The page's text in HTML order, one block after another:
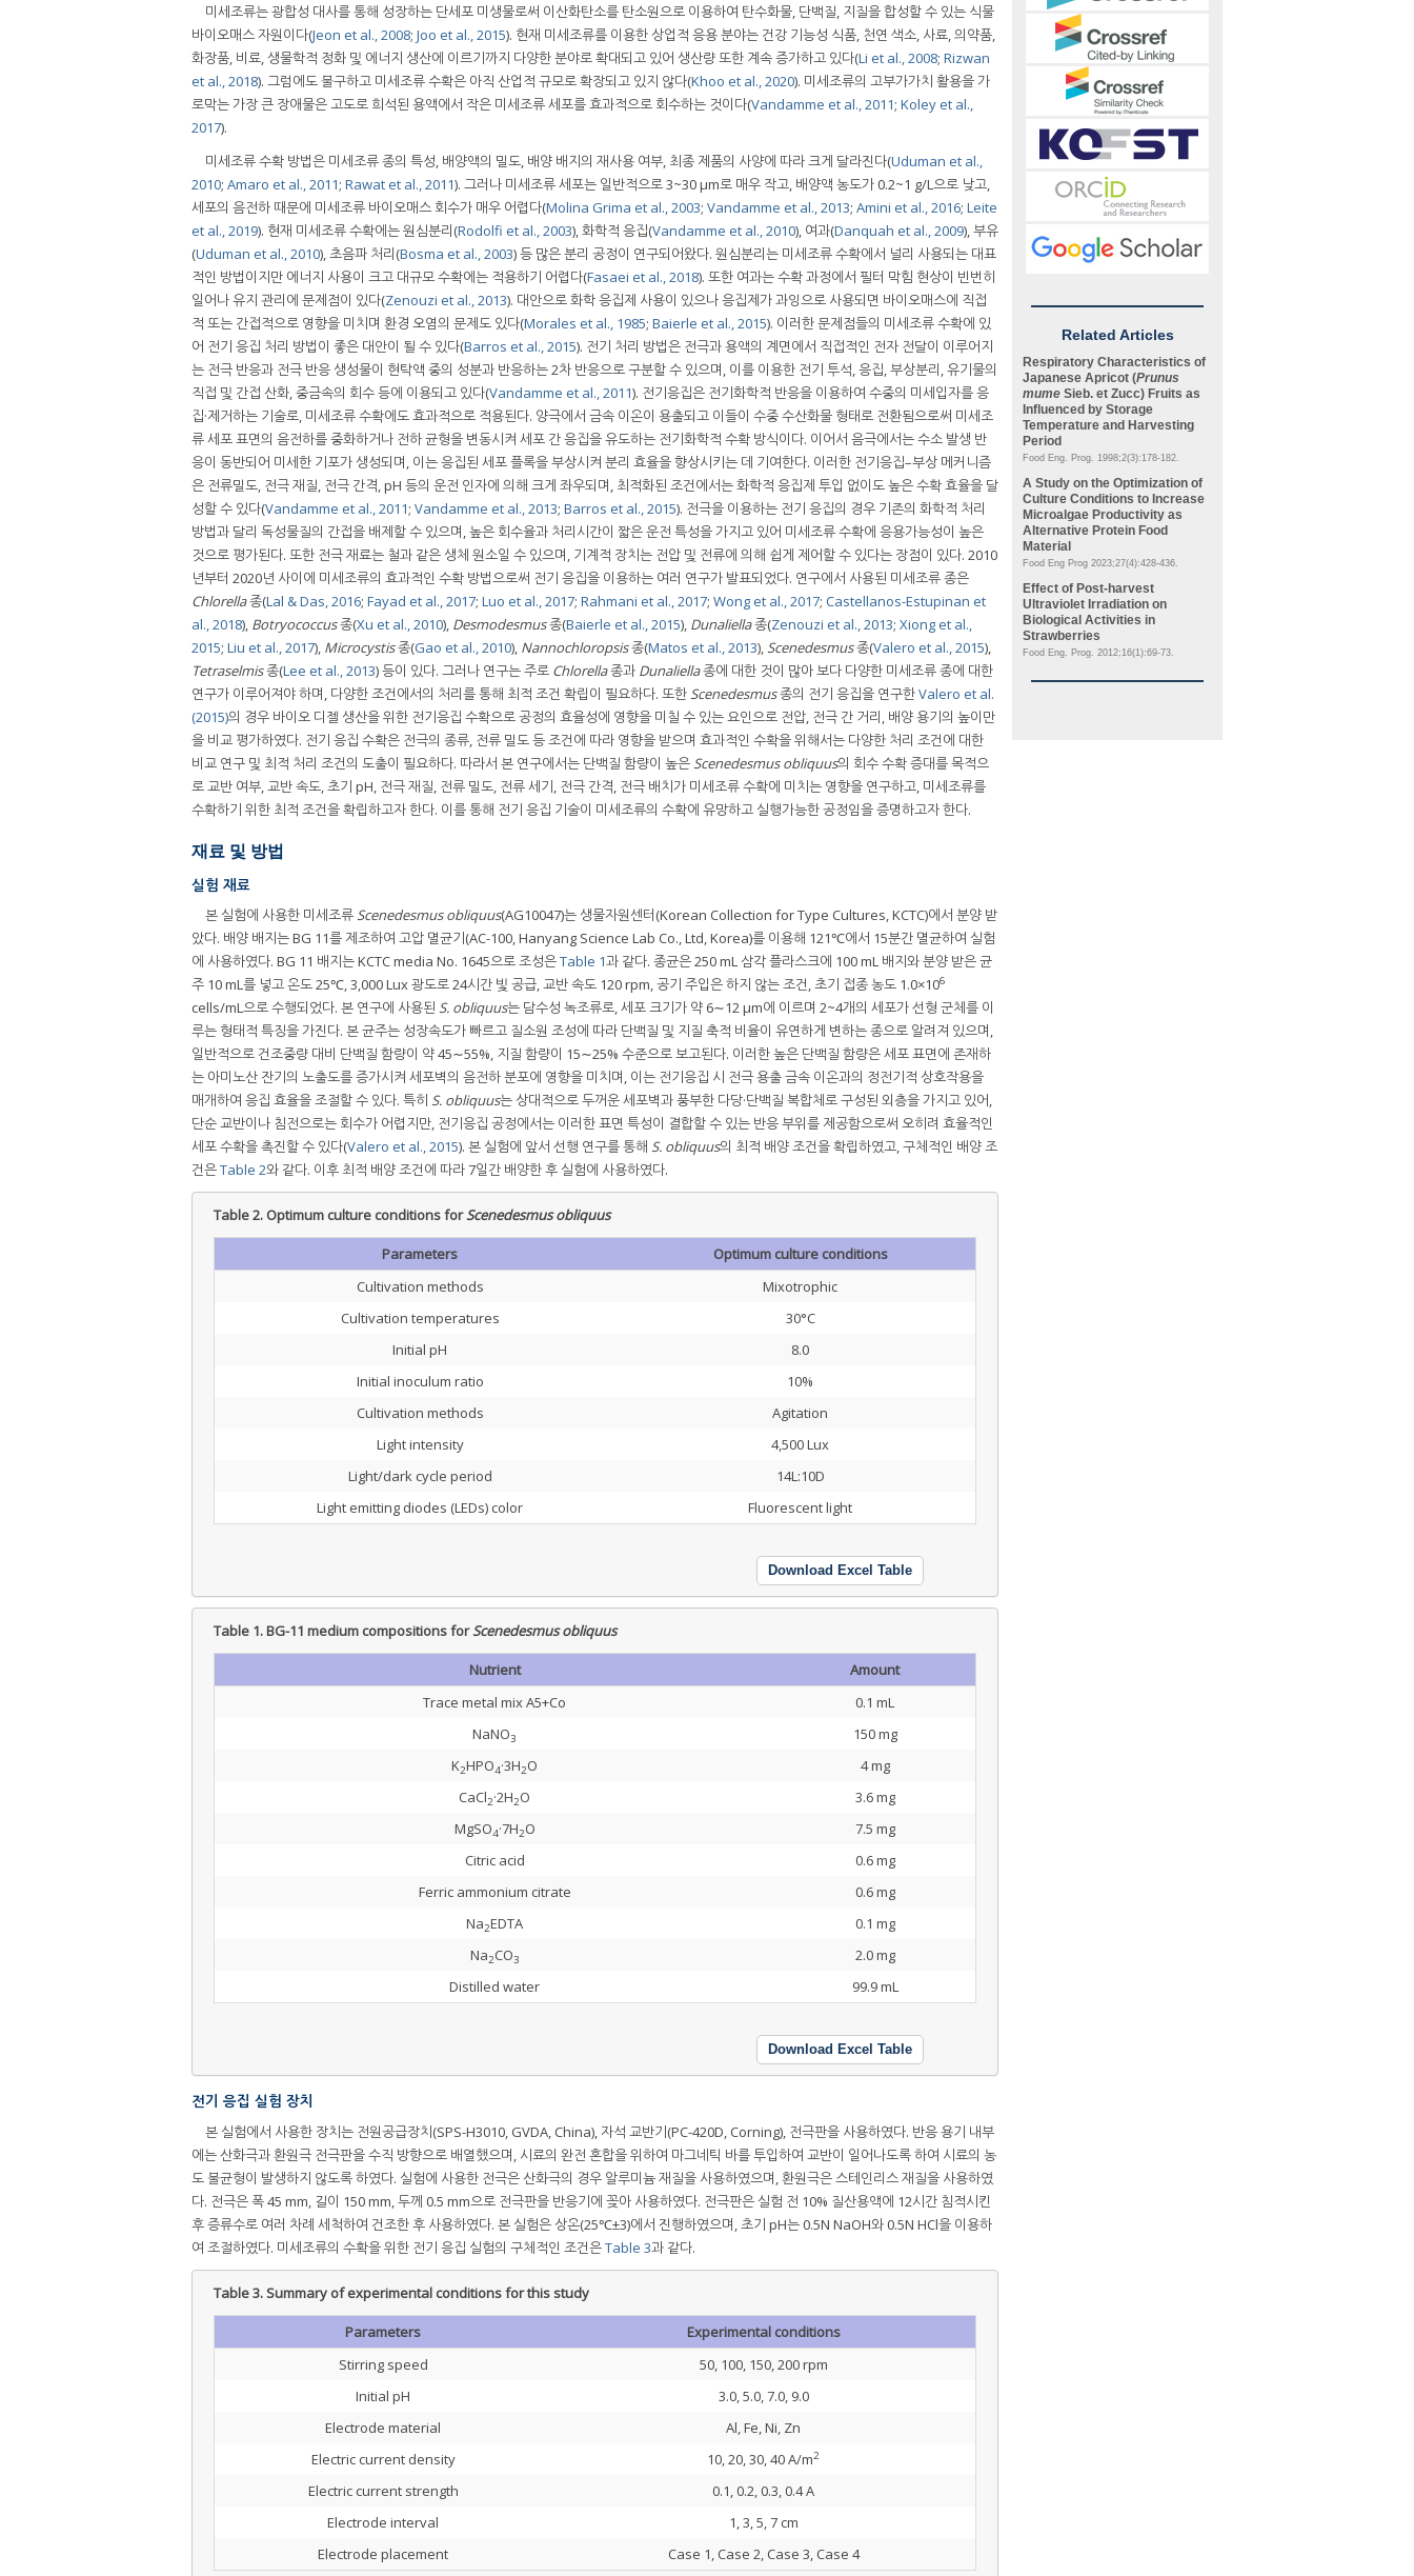
Related Articles
Respiratory Characteristics of
Japanese Apricot (Prunus
mume Sieb. et Zucc) Fruits as
Influenced by Storage
Temperature and Harvesting
Period
Food Eng. Prog. 1998;2(3):178-182.
A Study on the Optimization of
Culture Conditions to Increase
Microalgae Productivity as
Alternative Protein Food
Material
Food Eng Prog 2023;27(4):428-436.
Effect of Post-harvest
Ultraviolet Irradiation on
Biological Activities in
Strawberries
Food Eng. Prog. 2012;16(1):69-73.
미세조류는 광합성 대사를 통해 성장하는 단세포 미생물로써 이산화탄소를 탄소원으로 이용하여 탄수화물, 단백질, 지질을 합성할 수 있는 식물
바이오매스 자원이다(Jeon et al., 2008; Joo et al., 2015). 현재 미세조류를 이용한 상업적 응용 분야는 건강 기능성 식품, 천연 색소, 사료, 의약품,
화장품, 비료, 생물학적 정화 및 에너지 생산에 이르기까지 다양한 분야로 확대되고 있어 생산량 또한 계속 증가하고 있다(Li et al., 2008; Rizwan
et al., 2018). 그럼에도 불구하고 미세조류 수확은 아직 산업적 규모로 확장되고 있지 않다(Khoo et al., 2020). 미세조류의 고부가가치 활용을 가
로막는 가장 큰 장애물은 고도로 희석된 용액에서 작은 미세조류 세포를 효과적으로 회수하는 것이다(Vandamme et al., 2011; Koley et al.,
2017).
미세조류 수확 방법은 미세조류 종의 특성, 배양액의 밀도, 배양 배지의 재사용 여부, 최종 제품의 사양에 따라 크게 달라진다(Uduman et al.,
2010; Amaro et al., 2011; Rawat et al., 2011). 그러나 미세조류 세포는 일반적으로 3~30 µm로 매우 작고, 배양액 농도가 0.2~1 g/L으로 낮고,
세포의 음전하 때문에 미세조류 바이오매스 회수가 매우 어렵다(Molina Grima et al., 2003; Vandamme et al., 2013; Amini et al., 2016; Leite
et al., 2019). 현재 미세조류 수확에는 원심분리(Rodolfi et al., 2003), 화학적 응집(Vandamme et al., 2010), 여과(Danquah et al., 2009), 부유
(Uduman et al., 2010), 초음파 처리(Bosma et al., 2003) 등 많은 분리 공정이 연구되어왔다. 원심분리는 미세조류 수확에서 널리 사용되는 대표
적인 방법이지만 에너지 사용이 크고 대규모 수확에는 적용하기 어렵다(Fasaei et al., 2018). 또한 여과는 수확 과정에서 필터 막힘 현상이 빈번히
일어나 유지 관리에 문제점이 있다(Zenouzi et al., 2013). 대안으로 화학 응집제 사용이 있으나 응집제가 과잉으로 사용되면 바이오매스에 직접
적 또는 간접적으로 영향을 미치며 환경 오염의 문제도 있다(Morales et al., 1985; Baierle et al., 2015). 이러한 문제점들의 미세조류 수확에 있
어 전기 응집 처리 방법이 좋은 대안이 될 수 있다(Barros et al., 2015). 전기 처리 방법은 전극과 용액의 계면에서 직접적인 전자 전달이 이루어지
는 전극 반응과 전극 반응 생성물이 현탁액 중의 성분과 반응하는 2차 반응으로 구분할 수 있으며, 이를 이용한 전기 투석, 응집, 부상분리, 유기물의
직접 및 간접 산화, 중금속의 회수 등에 이용되고 있다(Vandamme et al., 2011). 전기응집은 전기화학적 반응을 이용하여 수중의 미세입자를 응
집·제거하는 기술로, 미세조류 수확에도 효과적으로 적용된다. 양극에서 금속 이온이 용출되고 이들이 수중 수산화물 형태로 전환됨으로써 미세조
류 세포 표면의 음전하를 중화하거나 전하 균형을 변동시켜 세포 간 응집을 유도하는 전기화학적 수확 방식이다. 이어서 음극에서는 수소 발생 반
응이 동반되어 미세한 기포가 생성되며, 이는 응집된 세포 플록을 부상시켜 분리 효율을 향상시키는 데 기여한다. 이러한 전기응집–부상 메커니즘
은 전류밀도, 전극 재질, 전극 간격, pH 등의 운전 인자에 의해 크게 좌우되며, 최적화된 조건에서는 화학적 응집제 투입 없이도 높은 수확 효율을 달
성할 수 있다(Vandamme et al., 2011; Vandamme et al., 2013; Barros et al., 2015). 전극을 이용하는 전기 응집의 경우 기존의 화학적 처리
방법과 달리 독성물질의 간접을 배제할 수 있으며, 높은 회수율과 처리시간이 짧은 운전 특성을 가지고 있어 미세조류 수확에 응용가능성이 높은
것으로 평가된다. 또한 전극 재료는 철과 같은 생체 원소일 수 있으며, 기계적 장치는 전압 및 전류에 의해 쉽게 제어할 수 있다는 장점이 있다. 2010
년부터 2020년 사이에 미세조류의 효과적인 수확 방법으로써 전기 응집을 이용하는 여러 연구가 발표되었다. 연구에서 사용된 미세조류 종은
Chlorella종(Lal & Das, 2016; Fayad et al., 2017; Luo et al., 2017; Rahmani et al., 2017; Wong et al., 2017; Castellanos-Estupinan et
al., 2018), Botryococcus종(Xu et al., 2010), Desmodesmus종(Baierle et al., 2015), Dunaliella종(Zenouzi et al., 2013; Xiong et al.,
2015; Liu et al., 2017), Microcystis종(Gao et al., 2010), Nannochloropsis종(Matos et al., 2013), Scenedesmus종(Valero et al., 2015),
Tetraselmis종(Lee et al., 2013) 등이 있다. 그러나 연구는 주로 Chlorella종과 Dunaliella종에 대한 것이 많아 보다 다양한 미세조류 종에 대한
연구가 이루어져야 하며, 다양한 조건에서의 처리를 통해 최적 조건 확립이 필요하다. 또한 Scenedesmus종의 전기 응집을 연구한Valero et al.
(2015)의 경우 바이오 디젤 생산을 위한 전기응집 수확으로 공정의 효율성에 영향을 미칠 수 있는 요인으로 전압, 전극 간 거리, 배양 용기의 높이만
을 비교 평가하였다. 전기 응집 수확은 전극의 종류, 전류 밀도 등 조건에 따라 영향을 받으며 효과적인 수확을 위해서는 다양한 처리 조건에 대한
비교 연구 및 최적 처리 조건의 도출이 필요하다. 따라서 본 연구에서는 단백질 함량이 높은 Scenedesmus obliquus의 회수 수확 증대를 목적으
로 교반 여부, 교반 속도, 초기 pH, 전극 재질, 전류 밀도, 전류 세기, 전극 간격, 전극 배치가 미세조류 수확에 미치는 영향을 연구하고, 미세조류를
수확하기 위한 최적 조건을 확립하고자 한다. 이를 통해 전기 응집 기술이 미세조류의 수확에 유망하고 실행가능한 공정임을 증명하고자 한다.
재료 및 방법
실험 재료
본 실험에 사용한 미세조류 Scenedesmus obliquus(AG10047)는 생물자원센터(Korean Collection for Type Cultures, KCTC)에서 분양 받
았다. 배양 배지는 BG 11를 제조하여 고압 멸균기(AC-100, Hanyang Science Lab Co., Ltd, Korea)를 이용해 121℃에서 15분간 멸균하여 실험
에 사용하였다. BG 11 배지는 KCTC media No. 1645으로 조성은Table 1과 같다. 종균은 250 mL 삼각 플라스크에 100 mL 배지와 분양 받은 균
주 10 mL를 넣고 온도 25℃, 3,000 Lux 광도로 24시간 빛 공급, 교반 속도 120 rpm, 공기 주입은 하지 않는 조건, 초기 접종 농도 1.0×106
cells/mL으로 수행되었다. 본 연구에 사용된 S. obliquus는 담수성 녹조류로, 세포 크기가 약 6∼12 µm에 이르며 2~4개의 세포가 선형 군체를 이
루는 형태적 특징을 가진다. 본 균주는 성장속도가 빠르고 질소원 조성에 따라 단백질 및 지질 축적 비율이 유연하게 변하는 종으로 알려져 있으며,
일반적으로 건조중량 대비 단백질 함량이 약 45∼55%, 지질 함량이 15∼25% 수준으로 보고된다. 이러한 높은 단백질 함량은 세포 표면에 존재하
는 아미노산 잔기의 노출도를 증가시켜 세포벽의 음전하 분포에 영향을 미치며, 이는 전기응집 시 전극 용출 금속 이온과의 정전기적 상호작용을
매개하여 응집 효율을 조절할 수 있다. 특히 S. obliquus는 상대적으로 두꺼운 세포벽과 풍부한 다당·단백질 복합체로 구성된 외층을 가지고 있어,
단순 교반이나 침전으로는 회수가 어렵지만, 전기응집 공정에서는 이러한 표면 특성이 결합할 수 있는 반응 부위를 제공함으로써 오히려 효율적인
세포 수확을 촉진할 수 있다(Valero et al., 2015). 본 실험에 앞서 선행 연구를 통해 S. obliquus의 최적 배양 조건을 확립하였고, 구체적인 배양 조
건은Table 2와 같다. 이후 최적 배양 조건에 따라 7일간 배양한 후 실험에 사용하였다.
Table 2. Optimum culture conditions forScenedesmus obliquus
Parameters
Optimum culture conditions
Cultivation methods
Mixotrophic
Cultivation temperatures
30°C
Initial pH
8.0
Initial inoculum ratio
10%
Cultivation methods
Agitation
Light intensity
4,500 Lux
Light/dark cycle period
14L:10D
Light emitting diodes (LEDs) color
Fluorescent light
Download Excel Table
Table 1.BG-11 medium compositions forScenedesmus obliquus
Nutrient
Amount
Trace metal mix A5+Co
0.1 mL
NaNO3
150 mg
K2HPO4·3H2O
4 mg
CaCl2·2H2O
3.6 mg
MgSO4·7H2O
7.5 mg
Citric acid
0.6 mg
Ferric ammonium citrate
0.6 mg
Na2EDTA
0.1 mg
Na2CO3
2.0 mg
Distilled water
99.9 mL
Download Excel Table
전기 응집 실험 장치
본 실험에서 사용한 장치는 전원공급장치(SPS-H3010, GVDA, China), 자석 교반기(PC-420D, Corning), 전극판을 사용하였다. 반응 용기 내부
에는 산화극과 환원극 전극판을 수직 방향으로 배열했으며, 시료의 완전 혼합을 위하여 마그네틱 바를 투입하여 교반이 일어나도록 하여 시료의 농
도 불균형이 발생하지 않도록 하였다. 실험에 사용한 전극은 산화극의 경우 알루미늄 재질을 사용하였으며, 환원극은 스테인리스 재질을 사용하였
다. 전극은 폭 45 mm, 길이 150 mm, 두께 0.5 mm으로 전극판을 반응기에 꽂아 사용하였다. 전극판은 실험 전 10% 질산용액에 12시간 침적시킨
후 증류수로 여러 차례 세척하여 건조한 후 사용하였다. 본 실험은 상온(25℃±3)에서 진행하였으며, 초기 pH는 0.5N NaOH와 0.5N HCl을 이용하
여 조절하였다. 미세조류의 수확을 위한 전기 응집 실험의 구체적인 조건은Table 3과 같다.
Table 3.Summary of experimental conditions for this study
Parameters
Experimental conditions
Stirring speed
50, 100, 150, 200 rpm
Initial pH
3.0, 5.0, 7.0, 9.0
Electrode material
Al, Fe, Ni, Zn
Electric current density
10, 20, 30, 40 A/m2
Electric current strength
0.1, 0.2, 0.3, 0.4 A
Electrode interval
1, 3, 5, 7 cm
Electrode placement
Case 1, Case 2, Case 3, Case 4